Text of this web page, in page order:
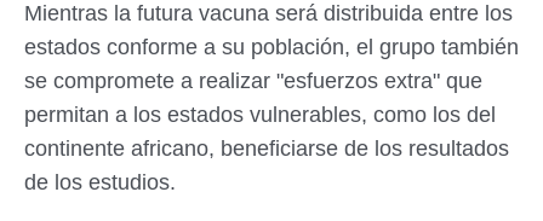
Mientras la futura vacuna será distribuida entre los
estados conforme a su población, el grupo también
se compromete a realizar "esfuerzos extra" que
permitan a los estados vulnerables, como los del
continente africano, beneficiarse de los resultados
de los estudios.